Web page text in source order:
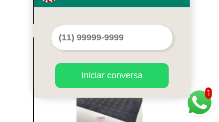
piso pastilhado borracha vinílica em manta
1
Iniciar conversa